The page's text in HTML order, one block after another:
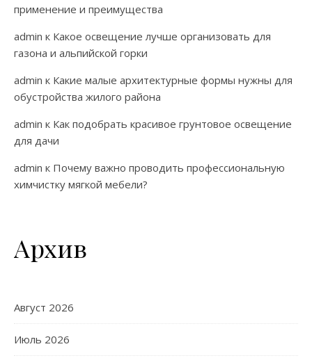
применение и преимущества
admin к Какое освещение лучше организовать для
газона и альпийской горки
admin к Какие малые архитектурные формы нужны для
обустройства жилого района
admin к Как подобрать красивое грунтовое освещение
для дачи
admin к Почему важно проводить профессиональную
химчистку мягкой мебели?
Архив
Август 2026
Июль 2026